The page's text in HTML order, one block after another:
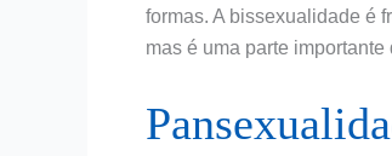
formas. A bissexualidade é
mas é uma parte